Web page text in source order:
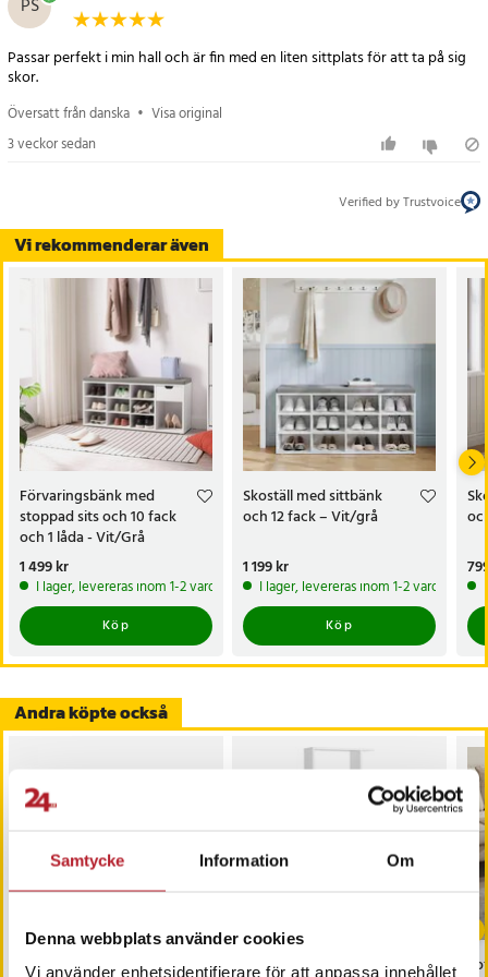
Samtycke Information Om
Denna webbplats använder cookies
Vi använder enhetsidentifierare för att anpassa innehållet
Specifikation
- Material: Spånskiva, skum, tygöverdrag (linneutseende)
- Max belastning: 136 kg
- Sitshöjd: 48 cm
Vi rekommenderar även
Förvaringsbänk med
stoppad sits och 10 fack
och 1 låda - Vit/Grå
Pris:1 499 kr
1 499 kr
I lager, levereras inom 1-2 vardagar
Köp
Skoställ med sittbänk
och 12 fack – Vit/grå
Pris:1 199 kr
1 199 kr
I lager, levereras inom 1-2 vardagar
Köp
PS
Passar perfekt i min hall och är fin med en liten sittplats för att ta på sig
skor.
Översatt från danska • Visa original
3 veckor sedan
Verified by Trustvoice
Andra köpte också
Hatthylla med
Bokhylla i trä med 6